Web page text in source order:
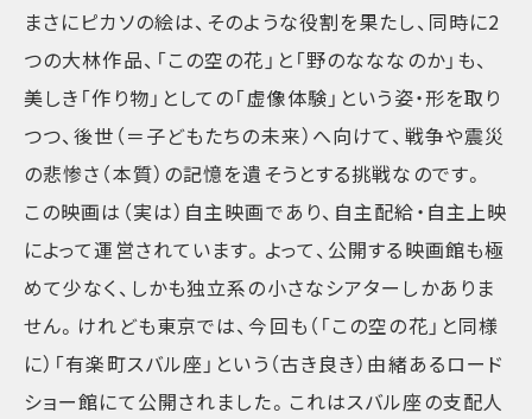
まさにピカソの絵は、そのような役割を果たし、同時に2
つの大林作品、「この空の花」と「野のなななのか」も、
美しき「作り物」としての「虚像体験」という姿・形を取り
つつ、後世（＝子どもたちの未来）へ向けて、戦争や震災
の悲惨さ（本質）の記憶を遺そうとする挑戦なのです。
この映画は（実は）自主映画であり、自主配給・自主上映
によって運営されています。よって、公開する映画館も極
めて少なく、しかも独立系の小さなシアターしかありま
せん。けれども東京では、今回も（「この空の花」と同様
に）「有楽町スバル座」という（古き良き）由緒あるロード
ショー館にて公開されました。これはスバル座の支配人